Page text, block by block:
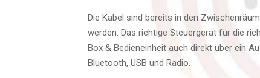
Die Kabel sind bereits in den
werden. Das richtige Steuergerät für die
Box & Bedieneinheit auch direkt über ein
Bluetooth, USB und Radio.